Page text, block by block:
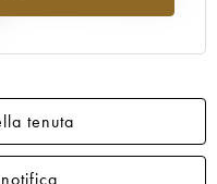
tenuta